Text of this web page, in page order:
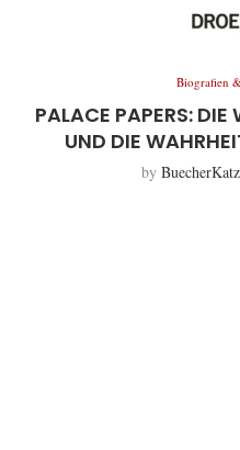
Biografien
PALACE PAPERS:
UND DIE
by